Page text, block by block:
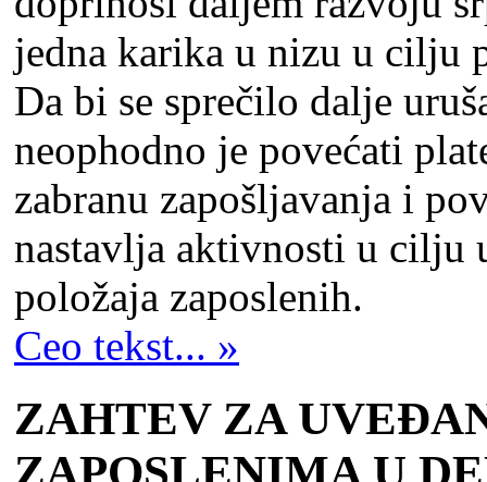
jedna karika u nizu u cilјu
Da bi se sprečilo dalјe
neophodno je povećati
zabranu zapošlјavanja i
nastavlјa aktivnosti u
položaja zaposlenih.
Ceo tekst... »
ZAHTEV ZA
ZAPOSLENIMA U